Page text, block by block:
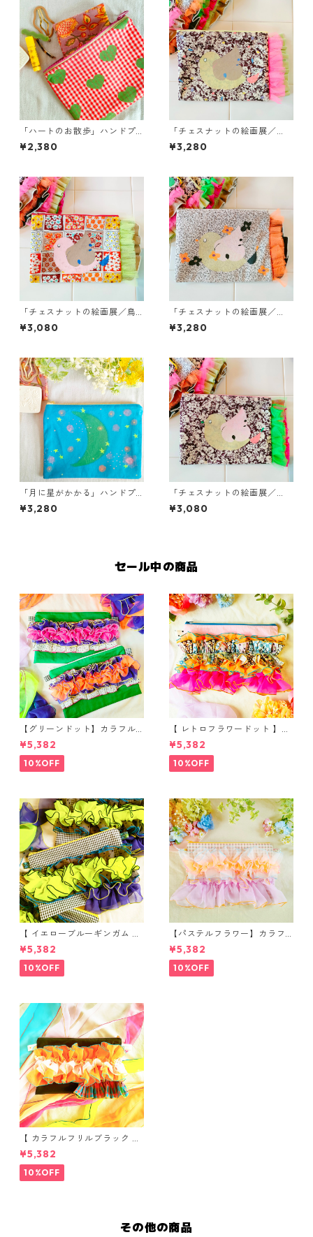
「ハートのお散歩」ハンドプ
リントのミニポーチ
¥2,380
「チェスナットの絵画展／
鳥」パステルピース ポーチ／
オリジナルハンドプリント
¥3,280
「チェスナットの絵画展／鳥
」フラワーポーチ／オリジナ
ルハンドプリント
¥3,080
「チェスナットの絵画展／
鳥」オレンジポーチ／オリジ
ナルハンドプリント
¥3,280
「月に星がかかる」ハンドプ
リントのミニポーチ
¥3,280
「チェスナットの絵画展／
鳥」グリーンポーチ／オリジ
ナルハンドプリント
¥3,080
セール中の商品
【グリーンドット】カラフル
フリルの大きめポーチ
¥5,382
10%OFF
【 レトロフラワードット 】カ
ラフルフリルの大きめポーチ
¥5,382
10%OFF
【 イエローブルーギンガム 】
カラフルフリルの大きめポー
チ
¥5,382
10%OFF
【パステルフラワー】カラフ
ルフリルの大きめポーチ
¥5,382
10%OFF
【 カラフルフリルブラック 】
カラフルフリルの大きめポー
チ
¥5,382
10%OFF
その他の商品